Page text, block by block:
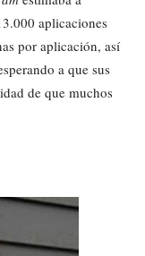
aplicaciones
por aplicación, así
a que sus
de que muchos